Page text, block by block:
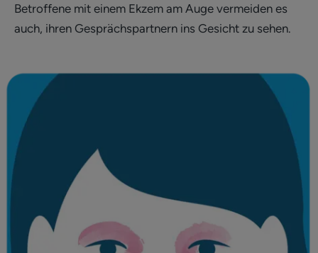
Betroffene mit einem Ekzem am Auge vermeiden es
auch, ihren Gesprächspartnern ins Gesicht zu sehen.